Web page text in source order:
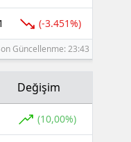
(-3.451%)
Güncellenme: 23:43
Değişim
(10,00%)